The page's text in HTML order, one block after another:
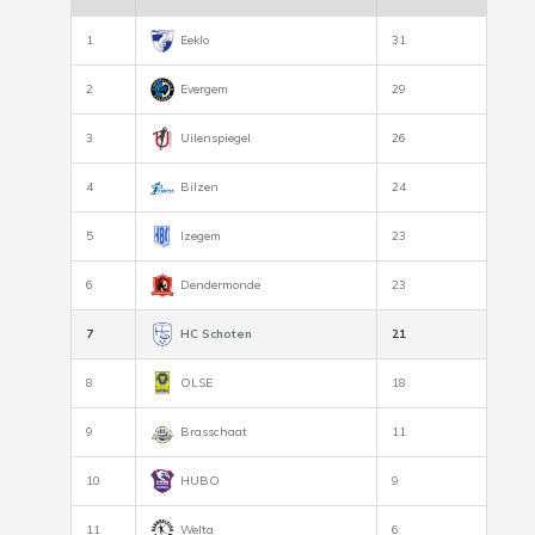
1 Eeklo 31
2 Evergem 29
3 Uilenspiegel 26
4 Bilzen 24
5 Izegem 23
6 Dendermonde 23
7 HC Schoten 21
8 OLSE 18
9 Brasschaat 11
10 HUBO 9
11 Welta 6